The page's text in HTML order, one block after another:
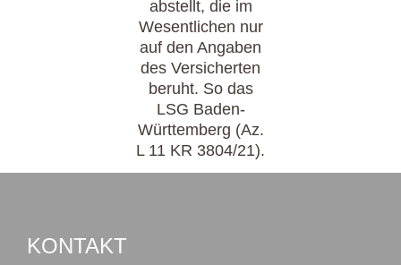
abstellt, die im
Wesentlichen nur
auf den Angaben
des Versicherten
beruht. So das
LSG Baden-
Württemberg (Az.
L 11 KR 3804/21).
KONTAKT